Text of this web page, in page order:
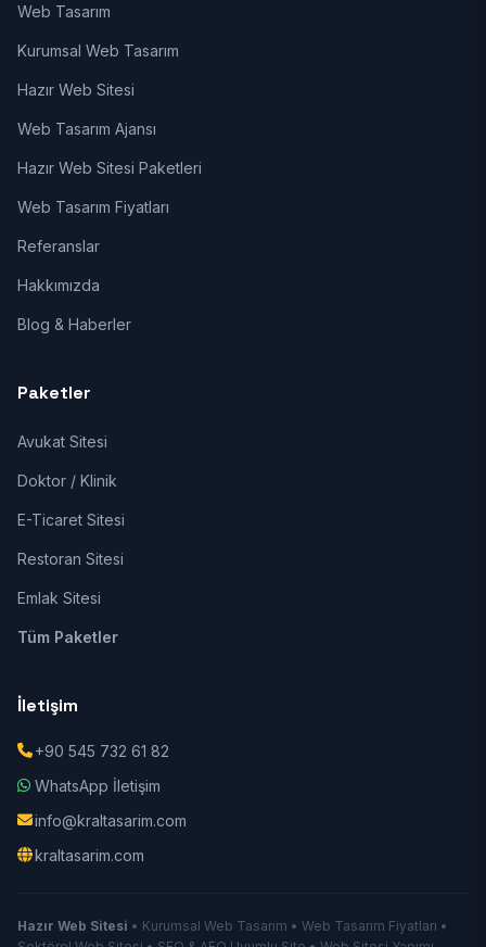
Web Tasarım
Kurumsal Web Tasarım
Hazır Web Sitesi
Web Tasarım Ajansı
Hazır Web Sitesi Paketleri
Web Tasarım Fiyatları
Referanslar
Hakkımızda
Blog & Haberler
Paketler
Avukat Sitesi
Doktor / Klinik
E-Ticaret Sitesi
Restoran Sitesi
Emlak Sitesi
Tüm Paketler
İletişim
+90 545 732 61 82
WhatsApp İletişim
info@kraltasarim.com
kraltasarim.com
Hazır Web Sitesi • Kurumsal Web Tasarım • Web Tasarım Fiyatları •